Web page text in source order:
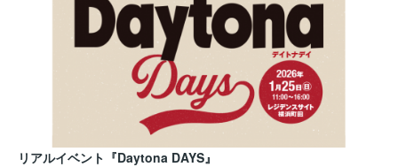
リアルイベント『Daytona DAYS』